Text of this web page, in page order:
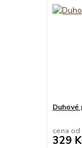
cena od
329